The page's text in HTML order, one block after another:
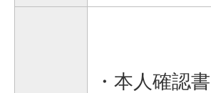
・本人確認書